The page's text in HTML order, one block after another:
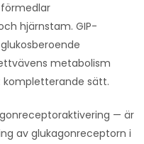
hjärnstam. GIP-
metabolism
sätt.
— är
av glukagonreceptorn i